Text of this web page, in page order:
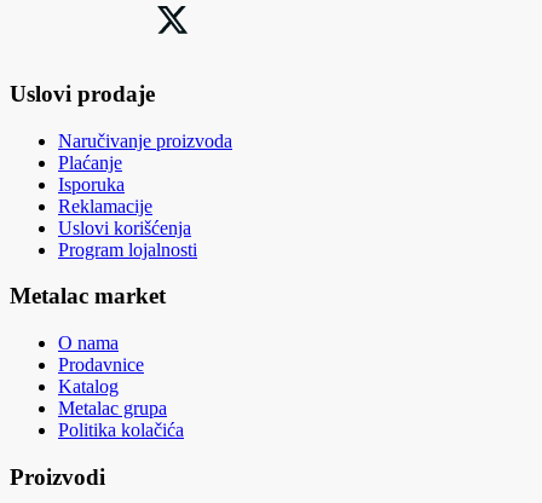
Uslovi prodaje
Naručivanje proizvoda
Plaćanje
Isporuka
Reklamacije
Uslovi korišćenja
Program lojalnosti
Metalac market
O nama
Prodavnice
Katalog
Metalac grupa
Politika kolačića
Proizvodi